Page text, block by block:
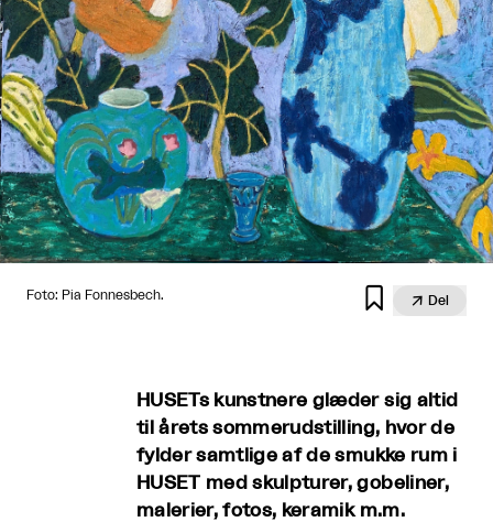
Foto: Pia Fonnesbech.   Del
HUSETs kunstnere glæder sig altid
til årets sommerudstilling, hvor de
fylder samtlige af de smukke rum i
HUSET med skulpturer, gobeliner,
malerier, fotos, keramik m.m.